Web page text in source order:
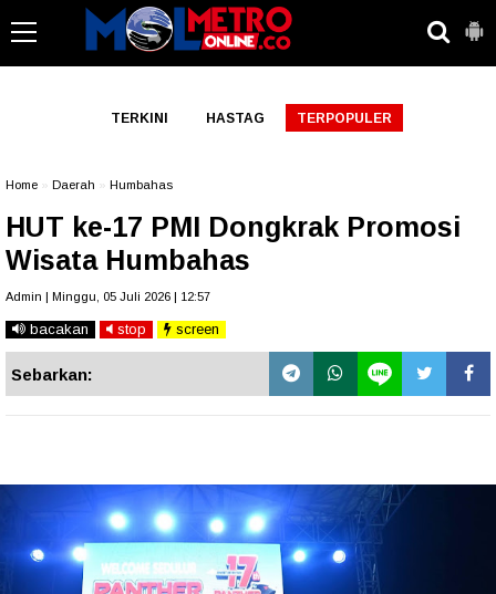
TERKINI HASTAG TERPOPULER
Home Daerah Humbahas
HUT ke-17 PMI Dongkrak Promosi
Wisata Humbahas
Admin | Minggu, 05 Juli 2026 | 12:57
bacakan stop screen
Sebarkan: